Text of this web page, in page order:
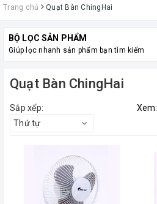
Trang chủ Quạt Bàn ChingHai
BỘ LỌC SẢN PHẨM
Giúp lọc nhanh sản phẩm bạn tìm kiếm
Quạt Bàn ChingHai
Sắp xếp:
Thứ tự
Xem: